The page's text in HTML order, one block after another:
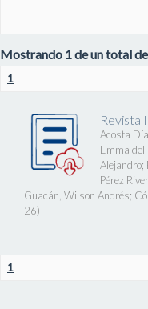
Mostrando 1 de un total
1
Revista
Acosta
Emma del
Alejandro;
Pérez
Guacán, Wilson Andrés;
26)
1